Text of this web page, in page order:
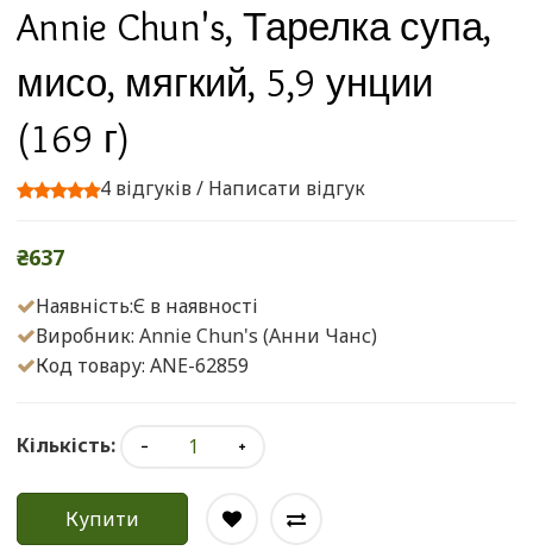
Annie Chun's, Тарелка супа,
мисо, мягкий, 5,9 унции
(169 г)
4 відгуків/ Написати відгук
₴637
Наявність:Є в наявності
Виробник: Annie Chun's (Анни Чанс)
Код товару: ANE-62859
Кількість:
Купити